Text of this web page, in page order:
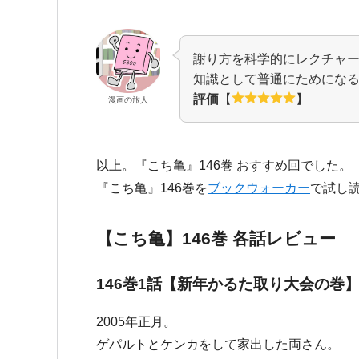
漫画の旅人
謝り方を科学的にレクチャ
知識として普通にためになる
評価 【 】
以上。『こち亀』146巻 おすすめ回でした。
『こち亀』146巻をブックウォーカーで試し
【こち亀】146巻 各話レビュー
146巻1話【新年かるた取り大会の巻】
2005年正月。
ゲパルトとケンカをして家出した両さん。